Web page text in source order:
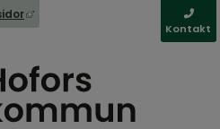
webbplats, öppnas i nytt
Länk till annan webbplats,
Kontakt